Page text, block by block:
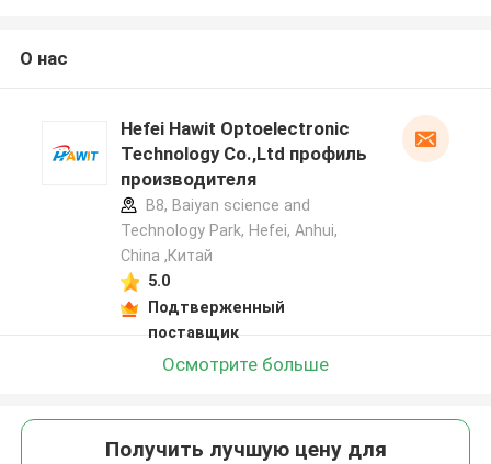
О нас
Hefei Hawit Optoelectronic
Technology Co.,Ltd профиль
производителя
B8, Baiyan science and
Technology Park, Hefei, Anhui,
China ,Китай
5.0
Подтверженный
поставщик
Осмотрите больше
Получить лучшую цену для